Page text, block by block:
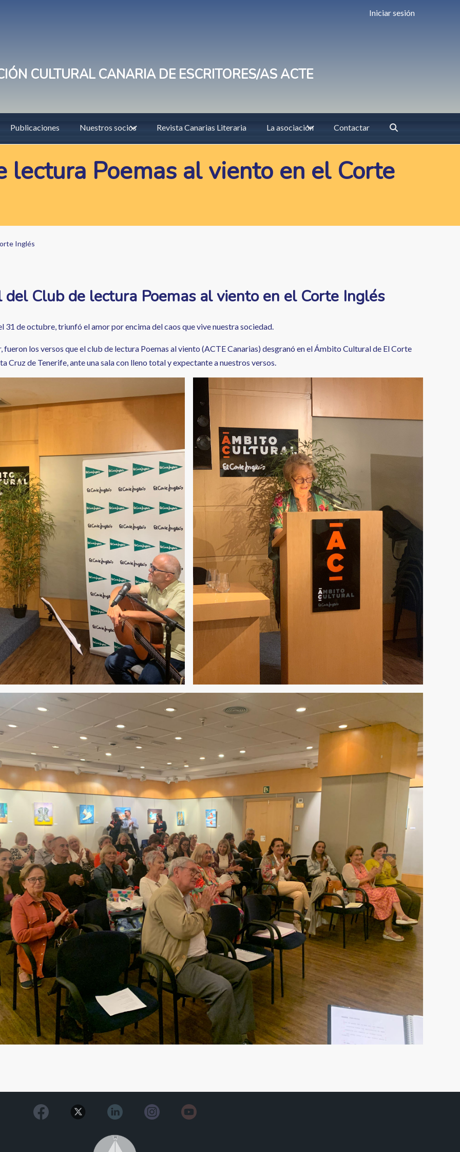
Iniciar sesión
CULTURAL CANARIA DE ESCRITORES/AS ACTE
Publicaciones Nuestros socios Revista Canarias Literaria La asociación Contactar
lectura Poemas al viento en el Corte
Inglés
del Club de lectura Poemas al viento en el Corte Inglés
31 de octubre, triunfó el amor por encima del caos que vive nuestra sociedad.
fueron los versos que el club de lectura Poemas al viento (ACTE Canarias) desgranó en el Ámbito Cultural de El Corte
Cruz de Tenerife, ante una sala con lleno total y expectante a nuestros versos.
Image